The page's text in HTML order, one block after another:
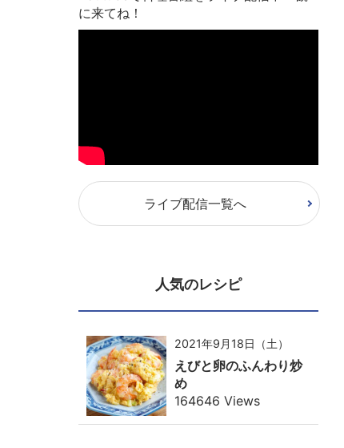
に来てね！
ライブ配信一覧へ
人気のレシピ
2021年9月18日（土）
えびと卵のふんわり炒
め
164646 Views